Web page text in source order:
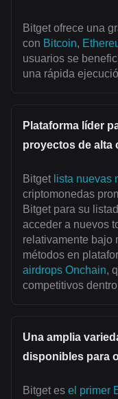
Bitget ofrece una
con Bitcoin,
usuarios se
una rápida
Plataforma líder
proyectos de alta
Bitget lista nuevas
criptomonedas
Bitget para su
acceder a nuevos
relativamente bajo
métodos en
airdrops Onchain,
competitivos
Una amplia
disponibles para
Bitget es el primer